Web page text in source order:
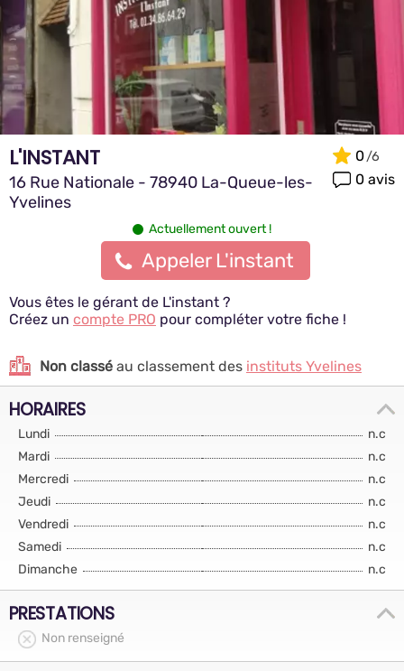
L'INSTANT
16 Rue Nationale - 78940 La-Queue-les-
Yvelines
0
0 avis
Actuellement ouvert !
Appeler L'instant
Vous êtes le gérant de L'instant ?
Créez un compte PRO pour compléter votre fiche !
Non classé au classement des instituts Yvelines
HORAIRES
Lundi
n.c
Mardi
n.c
Mercredi
n.c
Jeudi
n.c
Vendredi
n.c
Samedi
n.c
Dimanche
n.c
PRESTATIONS
Non renseigné